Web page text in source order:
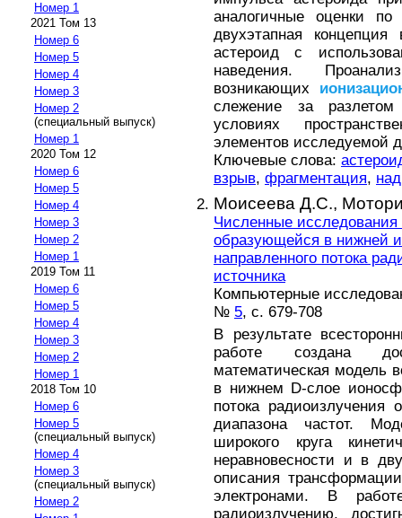
Номер 1
2021 Том 13
Номер 6
Номер 5
Номер 4
Номер 3
Номер 2
(специальный выпуск)
Номер 1
2020 Том 12
Номер 6
Номер 5
Номер 4
Номер 3
Номер 2
Номер 1
2019 Том 11
Номер 6
Номер 5
Номер 4
Номер 3
Номер 2
Номер 1
2018 Том 10
Номер 6
Номер 5
(специальный выпуск)
Номер 4
Номер 3
(специальный выпуск)
Номер 2
аналогичные оценки
двухэтапная
астероид с
наведения.
возникающих
слежение за
условиях
элементов исследуемой
Ключевые слова:
взрыв, фрагментация,
Моисеева Д.С.,
Численные
образующейся в нижней
направленного потока
источника
Компьютерные
№ 5, с. 679-708
В результате
работе создана
математическая модель
в нижнем D-слое
потока радиоизлучения
диапазона частот.
широкого круга
неравновесности и в
описания
электронами. В
радиоизлучению,